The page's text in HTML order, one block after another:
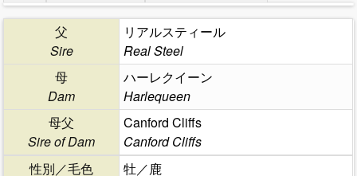
父
Sire
リアルスティール
Real Steel
母
Dam
ハーレクイーン
Harlequeen
母父
Sire of Dam
Canford Cliffs
Canford Cliffs
性別／毛色
牡／鹿